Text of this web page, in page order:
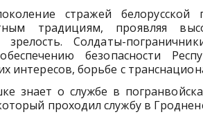
стражей белорусской
традициям, проявляя
зрелость. Солдаты-
безопасности
интересов, борьбе с
знает о службе в
проходил службу в